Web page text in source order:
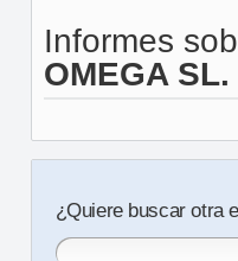
Informes
OMEGA SL.
¿Quiere buscar otra